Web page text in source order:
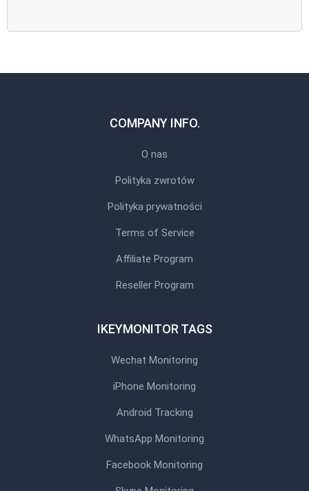
COMPANY INFO.
O nas
Polityka zwrotów
Polityka prywatności
Terms of Service
Affiliate Program
Reseller Program
IKEYMONITOR TAGS
Wechat Monitoring
iPhone Monitoring
Android Tracking
WhatsApp Monitoring
Facebook Monitoring